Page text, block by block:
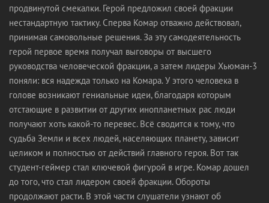
продвинутой смекалки. Герой предложил своей фракции
нестандартную тактику. Сперва Комар отважно действовал,
принимая самовольные решения. За эту самодеятельность
герой первое время получал выговоры от высшего
руководства человеческой фракции, а затем лидеры Хьюман-3
поняли: вся надежда только на Комара. У этого человека в
голове возникают гениальные идеи, благодаря которым
отстающие в развитии от других инопланетных рас люди
получают хоть какой-то перевес. Всё сводится к тому, что
судьба Земли и всех людей, населяющих планету, зависит
целиком и полностью от действий главного героя. Вот так
студент-геймер стал ключевой фигурой в игре. Комар дошел
до того, что стал лидером своей фракции. Обороты
продолжают расти. В этой части слушатели узнают об